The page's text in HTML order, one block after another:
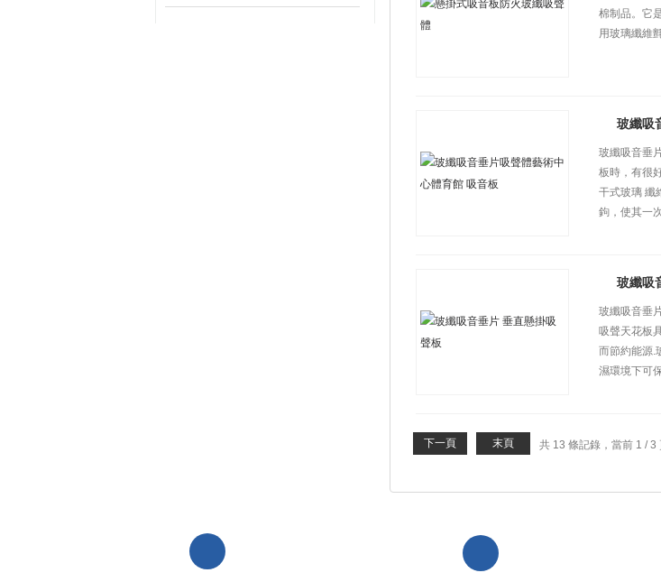
棉制品。它
用玻璃纖維
玻纖吸
玻纖吸音垂
板時，有很
干式玻璃 纖
鉤，使其一
玻纖吸
玻纖吸音垂
吸聲天花板
而節約能源.
濕環境下可
共 13 條記錄，當前 1 /
下一頁 末頁